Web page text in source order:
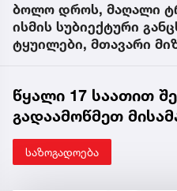
ბოლო დროს, მაღალი
ისმის სუბიექტური
ტყუილები, მთავარი
წყალი 17 საათით
გადაამოწმეთ
საზოგადოება